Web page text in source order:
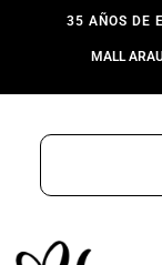
35 AÑOS DE
MALL